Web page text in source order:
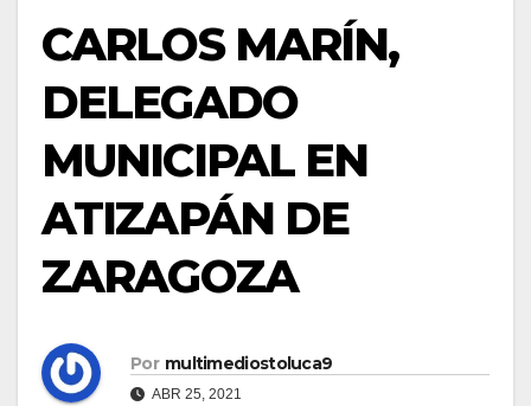
CARLOS MARÍN,
DELEGADO
MUNICIPAL EN
ATIZAPÁN DE
ZARAGOZA
Por multimediostoluca9
ABR 25, 2021